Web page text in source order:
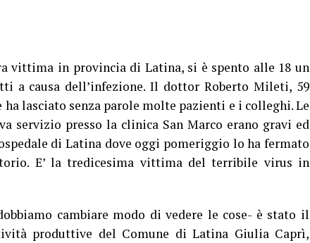
vittima in provincia di Latina, si è spento alle 18 un
a causa dell’infezione. Il dottor Roberto Mileti, 59
lasciato senza parole molte pazienti e i colleghi. Le
servizio presso la clinica San Marco erano gravi ed
di Latina dove oggi pomeriggio lo ha fermato
E’ la tredicesima vittima del terribile virus in
cambiare modo di vedere le cose- è stato il
produttive del Comune di Latina Giulia Caprì,